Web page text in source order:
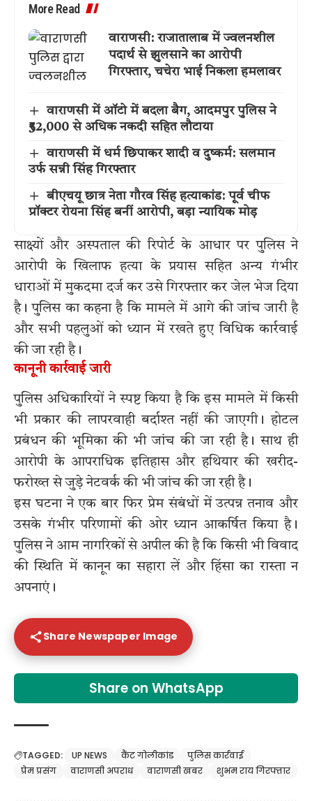
More Read
वाराणसी: राजातालाब में ज्वलनशील
पदार्थ से झुलसाने का आरोपी
गिरफ्तार, चचेरा भाई निकला हमलावर
वाराणसी में ऑटो में बदला बैग, आदमपुर पुलिस ने
₹52,000 से अधिक नकदी सहित लौटाया
वाराणसी में धर्म छिपाकर शादी व दुष्कर्म: सलमान
उर्फ सन्नी सिंह गिरफ्तार
बीएचयू छात्र नेता गौरव सिंह हत्याकांड: पूर्व चीफ
प्रॉक्टर रोयना सिंह बनीं आरोपी, बड़ा न्यायिक मोड़
साक्ष्यों और अस्पताल की रिपोर्ट के आधार पर पुलिस ने
आरोपी के खिलाफ हत्या के प्रयास सहित अन्य गंभीर
धाराओं में मुकदमा दर्ज कर उसे गिरफ्तार कर जेल भेज दिया
है। पुलिस का कहना है कि मामले में आगे की जांच जारी है
और सभी पहलुओं को ध्यान में रखते हुए विधिक कार्रवाई
की जा रही है।
कानूनी कार्रवाई जारी
पुलिस अधिकारियों ने स्पष्ट किया है कि इस मामले में किसी
भी प्रकार की लापरवाही बर्दाश्त नहीं की जाएगी। होटल
प्रबंधन की भूमिका की भी जांच की जा रही है। साथ ही
आरोपी के आपराधिक इतिहास और हथियार की खरीद-
फरोख्त से जुड़े नेटवर्क की भी जांच की जा रही है।
इस घटना ने एक बार फिर प्रेम संबंधों में उत्पन्न तनाव और
उसके गंभीर परिणामों की ओर ध्यान आकर्षित किया है।
पुलिस ने आम नागरिकों से अपील की है कि किसी भी विवाद
की स्थिति में कानून का सहारा लें और हिंसा का रास्ता न
अपनाएं।
Share Newspaper Image
Share on WhatsApp
TAGGED: UP NEWS कैंट गोलीकांड
पुलिस कार्रवाई
प्रेम प्रसंग
वाराणसी अपराध वाराणसी खबर शुभम राय गिरफ्तार